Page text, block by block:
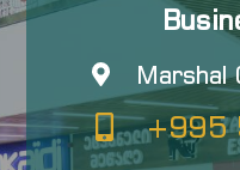
Marshal
+995